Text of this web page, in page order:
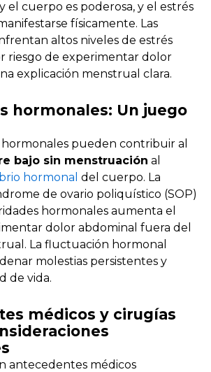
el cuerpo es poderosa, y el estrés
físicamente. Las
altos niveles de estrés
riesgo de experimentar dolor
explicación menstrual clara.
hormonales: Un juego
hormonales pueden contribuir al
bajo sin menstruación al
hormonal del cuerpo. La
de ovario poliquístico (SOP)
hormonales aumenta el
dolor abdominal fuera del
La fluctuación hormonal
molestias persistentes y
de vida.
médicos y cirugías
antecedentes médicos